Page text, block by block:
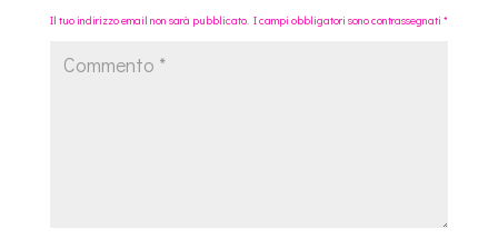
Il tuo indirizzo email non sarà pubblicato. I campi obbligatori sono contrassegnati *